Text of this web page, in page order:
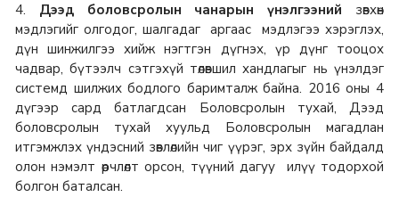
4. Дээд боловсролын чанарын үнэлгээний зөвхөн
мэдлэгийг олгодог, шалгадаг аргаас мэдлэгээ хэрэглэх,
дүн шинжилгээ хийж нэгтгэн дүгнэх, үр дүнг тооцох
чадвар, бүтээлч сэтгэхүй төлөвшил хандлагыг нь үнэлдэг
системд шилжих бодлого баримталж байна. 2016 оны 4
дүгээр сард батлагдсан Боловсролын тухай, Дээд
боловсролын тухай хуульд Боловсролын магадлан
итгэмжлэх үндэсний зөвлөлийн чиг үүрэг, эрх зүйн байдалд
олон нэмэлт өөрчлөлт орсон, түүний дагуу илүү тодорхой
болгон баталсан.